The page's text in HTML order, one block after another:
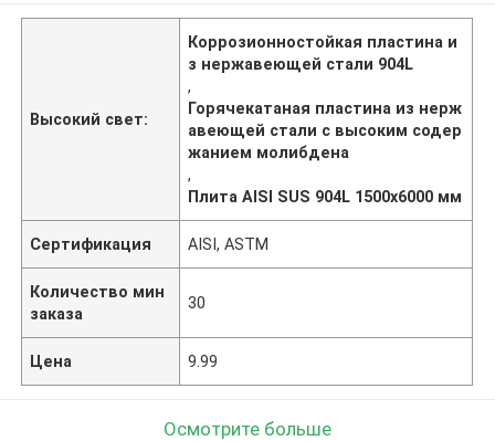
Высокий свет:
Коррозионностойкая пластина и
з нержавеющей стали 904L
,
Горячекатаная пластина из нерж
авеющей стали с высоким содер
жанием молибдена
,
Плита AISI SUS 904L 1500x6000 мм
Сертификация AISI, ASTM
Количество мин
заказа
30
Цена 9.99
Осмотрите больше